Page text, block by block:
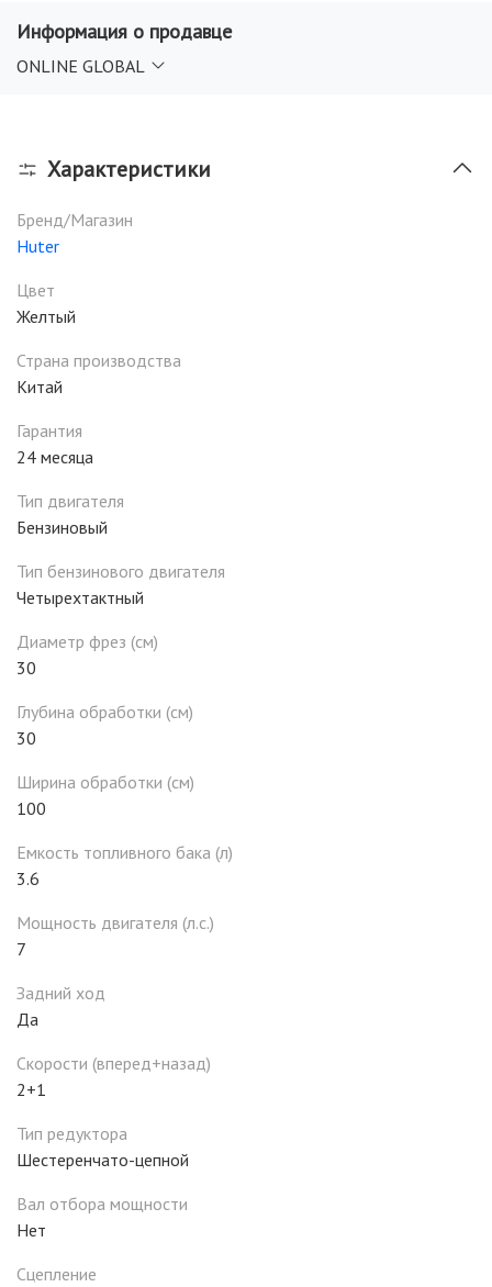
Информация о продавце
ONLINE GLOBAL
Характеристики
Бренд/Магазин
Huter
Цвет
Желтый
Страна производства
Китай
Гарантия
24 месяца
Тип двигателя
Бензиновый
Тип бензинового двигателя
Четырехтактный
Диаметр фрез (см)
30
Глубина обработки (см)
30
Ширина обработки (см)
100
Емкость топливного бака (л)
3.6
Мощность двигателя (л.с.)
7
Задний ход
Да
Скорости (вперед+назад)
2+1
Тип редуктора
Шестеренчато-цепной
Вал отбора мощности
Нет
Сцепление